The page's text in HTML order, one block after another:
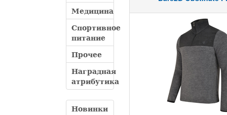
Медицина
Спортивное
питание
Прочее
Наградная
атрибутика
Новинки